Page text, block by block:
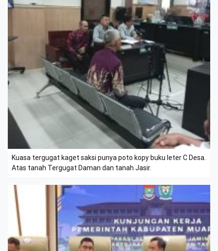
Kuasa tergugat kaget saksi punya poto kopy buku leter C Desa.
Atas tanah Tergugat Daman dan tanah Jasir.